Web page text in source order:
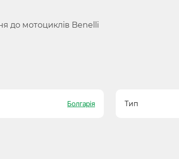
до мотоциклів Benelli
Болгарія Тип